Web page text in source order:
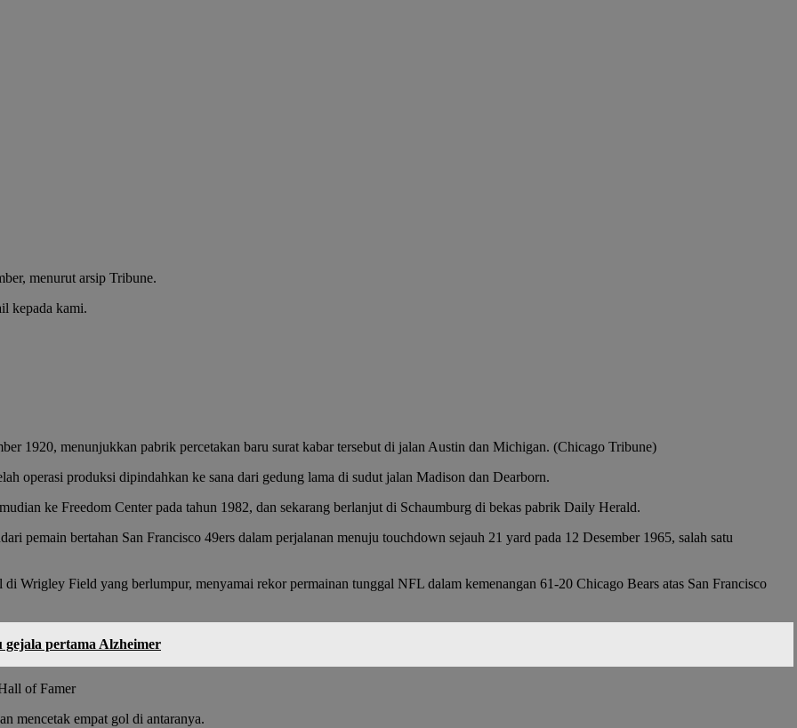
menurut arsip Tribune.
kepada kami.
1920, menunjukkan pabrik percetakan baru surat kabar tersebut di jalan Austin dan Michigan. (Chicago Tribune)
operasi produksi dipindahkan ke sana dari gedung lama di sudut jalan Madison dan Dearborn.
ke Freedom Center pada tahun 1982, dan sekarang berlanjut di Schaumburg di bekas pabrik Daily Herald.
pemain bertahan San Francisco 49ers dalam perjalanan menuju touchdown sejauh 21 yard pada 12 Desember 1965, salah satu
Wrigley Field yang berlumpur, menyamai rekor permainan tunggal NFL dalam kemenangan 61-20 Chicago Bears atas San Francisco
pertama Alzheimer
of Famer
mencetak empat gol di antaranya.